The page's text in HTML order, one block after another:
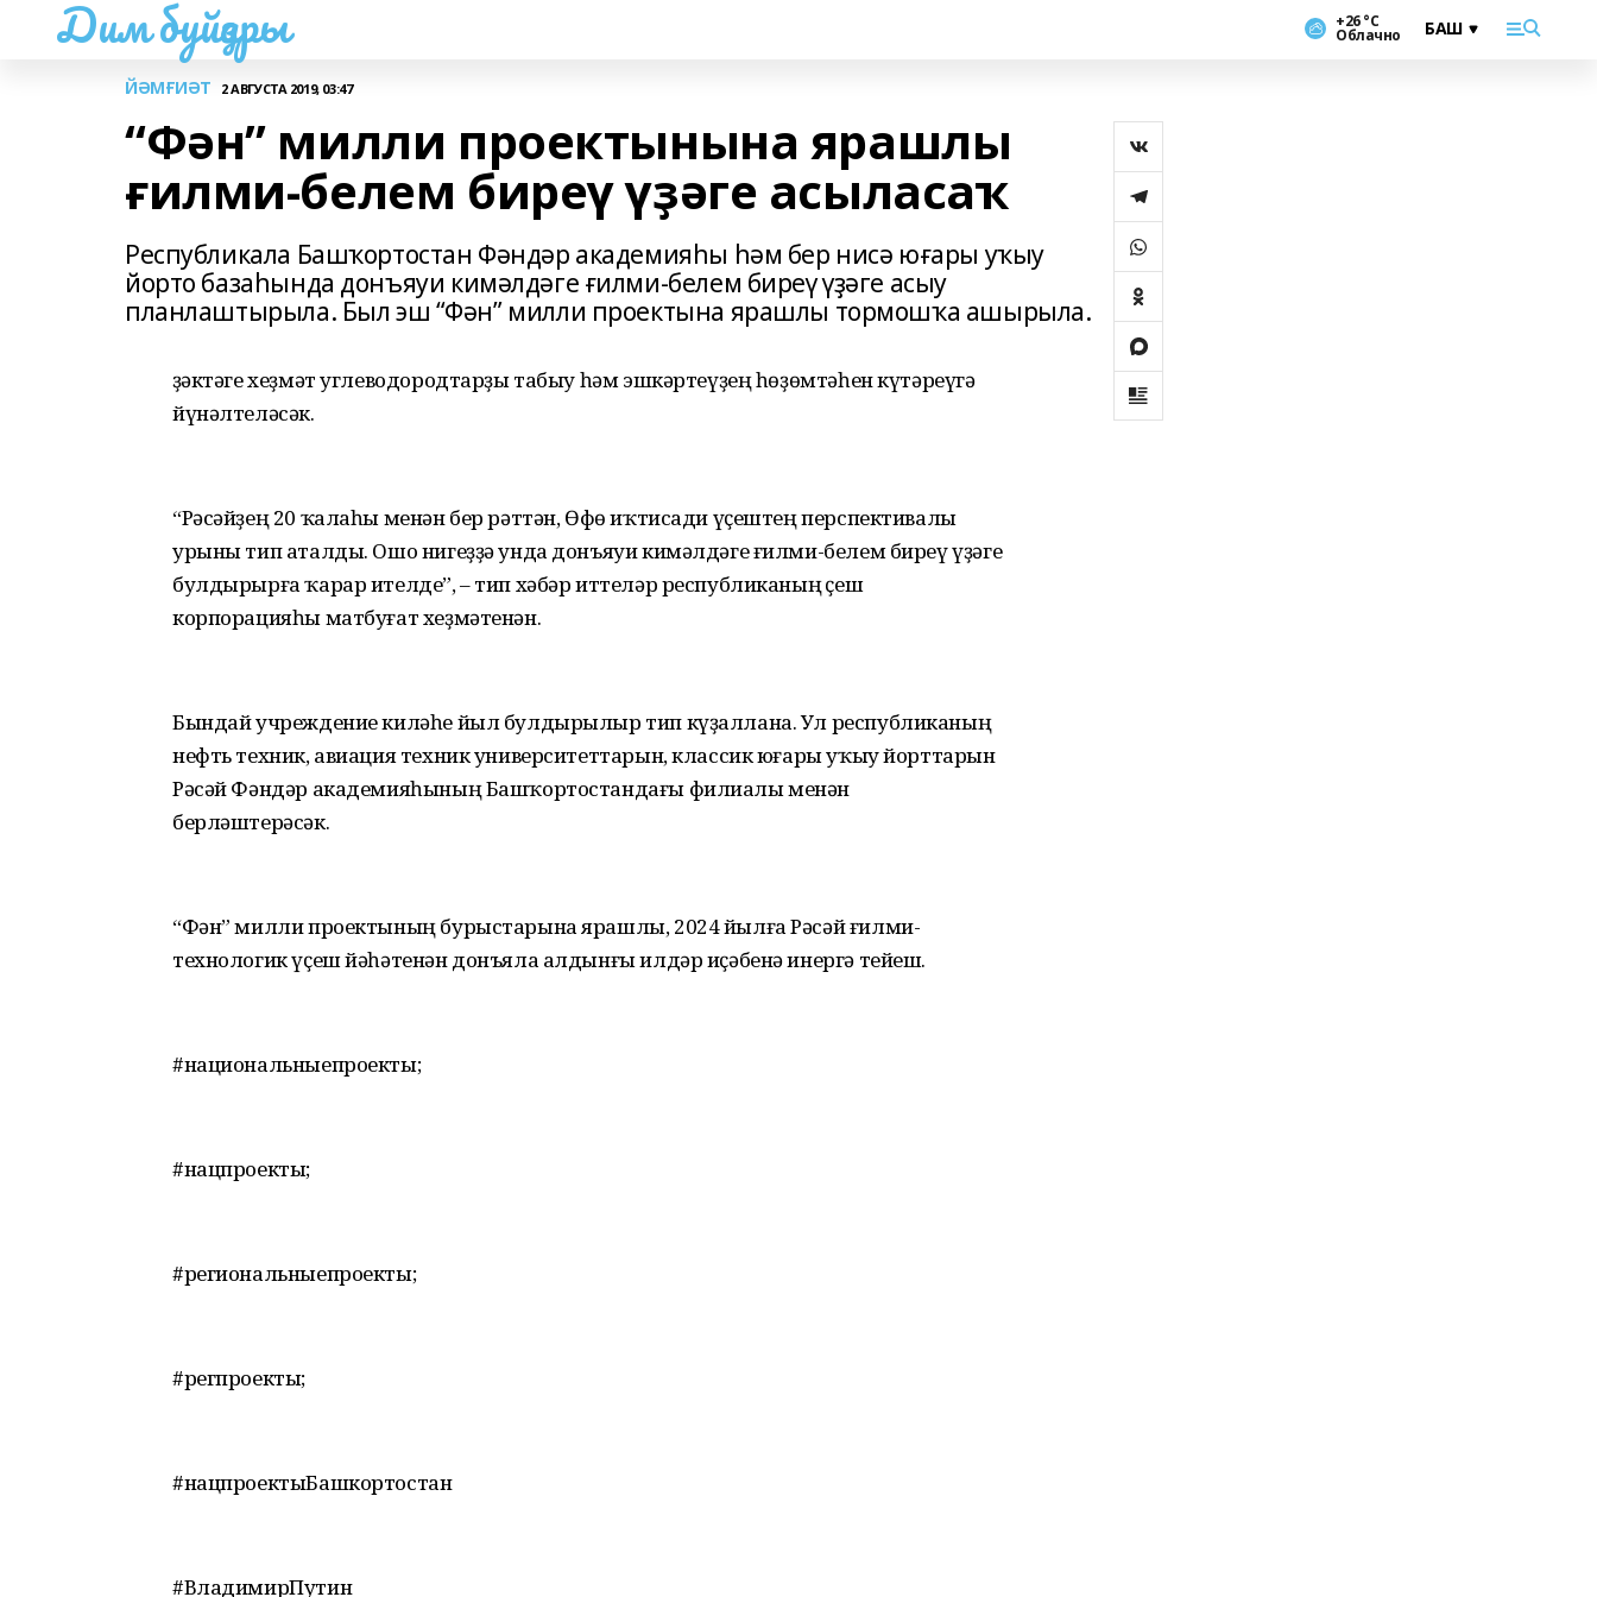
Дим буйҙары +26 °С
Облачно
ЙӘМҒИӘТ 2 АВГУСТА 2019, 03:47
“Фән” милли проектынына ярашлы
ғилми-белем биреү үҙәге асыласаҡ
Республикала Башҡортостан Фәндәр академияһы һәм бер нисә юғары уҡыу
йорто базаһында донъяуи кимәлдәге ғилми-белем биреү үҙәге асыу
планлаштырыла. Был эш “Фән” милли проектына ярашлы тормошҡа ашырыла.
Үҙәктәге хеҙмәт углеводородтарҙы табыу һәм эшкәртеүҙең һөҙөмтәһен күтәреүгә
йүнәлтеләсәк.
“Рәсәйҙең 20 ҡалаһы менән бер рәттән, Өфө иҡтисади үҫештең перспективалы
урыны тип аталды. Ошо нигеҙҙә унда донъяуи кимәлдәге ғилми-белем биреү үҙәге
булдырырға ҡарар ителде”, – тип хәбәр иттеләр республиканың Үҫеш
корпорацияһы матбуғат хеҙмәтенән.
Бындай учреждение киләһе йыл булдырылыр тип күҙаллана. Ул республиканың
нефть техник, авиация техник университеттарын, классик юғары уҡыу йорттарын
Рәсәй Фәндәр академияһының Башҡортостандағы филиалы менән
берләштерәсәк.
“Фән” милли проектының бурыстарына ярашлы, 2024 йылға Рәсәй ғилми-
технологик үҫеш йәһәтенән донъяла алдынғы илдәр иҫәбенә инергә тейеш.
#национальныепроекты;
#нацпроекты;
#региональныепроекты;
#регпроекты;
#нацпроектыБашкортостан
#ВладимирПутин